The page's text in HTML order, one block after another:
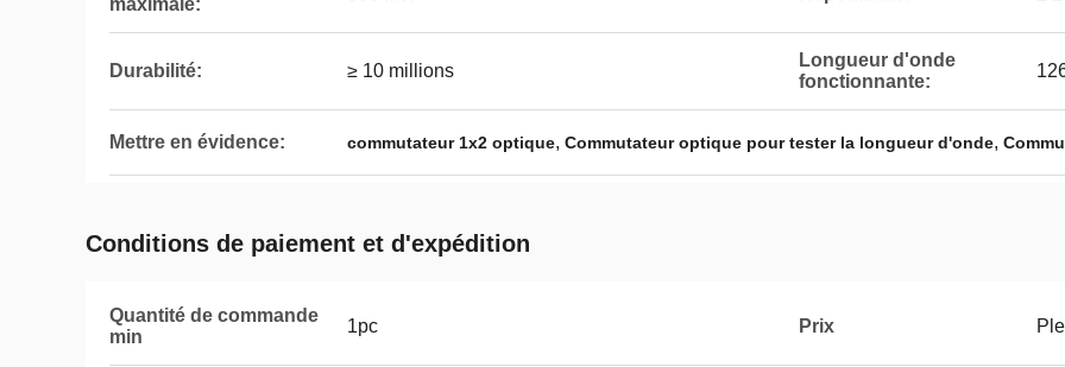
maximale:
Durabilité: ≥ 10 millions
Longueur d'onde
fonctionnante:
Mettre en évidence: commutateur 1x2 optique, Commutateur optique pour tester la longueur d'onde,
Conditions de paiement et d'expédition
Quantité de commande
min
1pc Prix